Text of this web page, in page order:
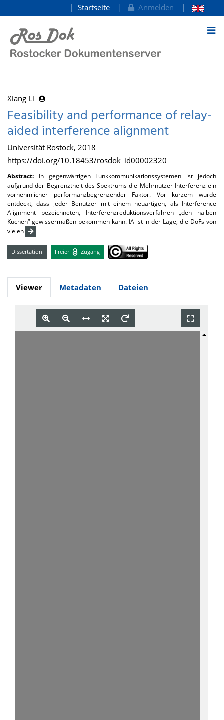
zum Inhalt
Startseite Anmelden
Xiang Li
Feasibility and performance of relay-
aided interference alignment
Universität Rostock, 2018
https://doi.org/10.18453/rosdok_id00002320
Abstract: In gegenwärtigen Funkkommunikationssystemen ist jedoch
aufgrund der Begrenztheit des Spektrums die Mehrnutzer-Interferenz ein
vornehmlicher performanzbegrenzender Faktor. Vor kurzem wurde
entdeckt, dass jeder Benutzer mit einem neuartigen, als Interference
Alignment bezeichneten, Interferenzreduktionsverfahren „den halben
Kuchen“ gewissermaßen bekommen kann. IA ist in der Lage, die DoFs von
vielen
Dissertation Freier Zugang
Viewer Metadaten Dateien